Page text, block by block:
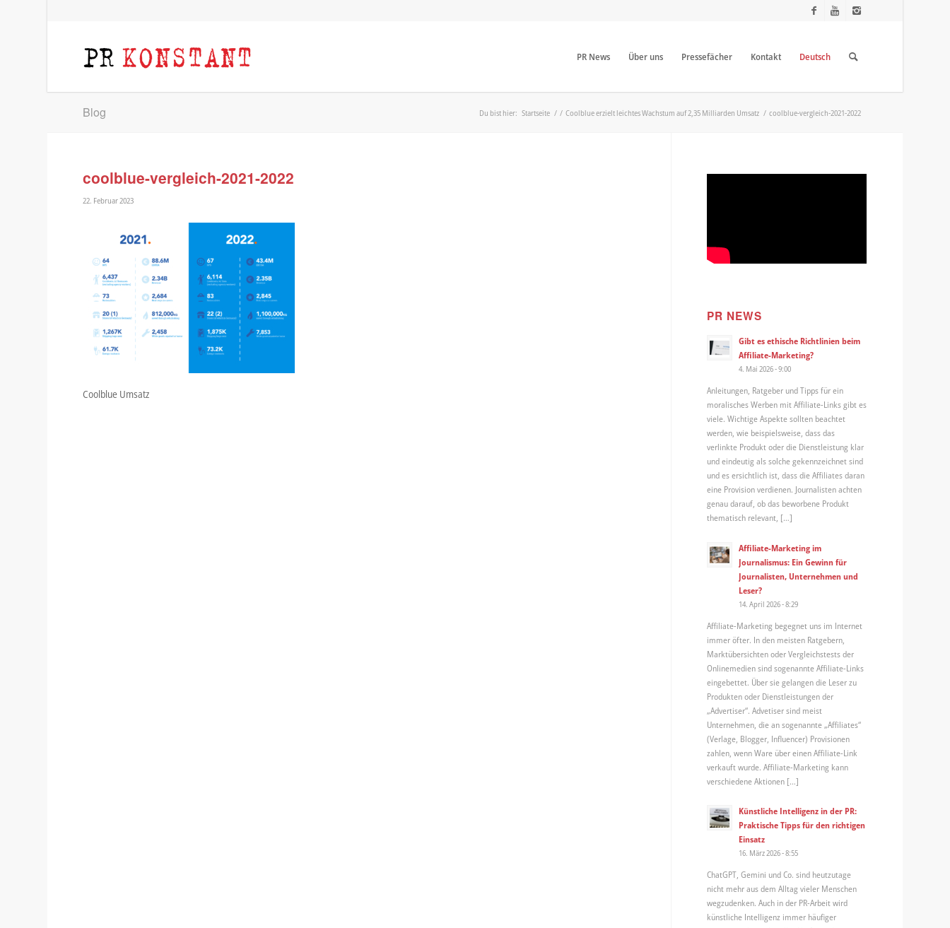
PR News Über uns Pressefächer Kontakt Deutsch
Blog Du bist hier: Startseite / / Coolblue erzielt leichtes Wachstum auf 2,35 Milliarden Umsatz / coolblue-vergleich-2021-2022
coolblue-vergleich-2021-2022
22. Februar 2023
Coolblue Umsatz
PR NEWS
Gibt es ethische Richtlinien beim
Affiliate-Marketing?
4. Mai 2026 - 9:00
Anleitungen, Ratgeber und Tipps für ein
moralisches Werben mit Affiliate-Links gibt es
viele. Wichtige Aspekte sollten beachtet
werden, wie beispielsweise, dass das
verlinkte Produkt oder die Dienstleistung klar
und eindeutig als solche gekennzeichnet sind
und es ersichtlich ist, dass die Affiliates daran
eine Provision verdienen. Journalisten achten
genau darauf, ob das beworbene Produkt
thematisch relevant, […]
Affiliate-Marketing im
Journalismus: Ein Gewinn für
Journalisten, Unternehmen und
Leser?
14. April 2026 - 8:29
Affiliate-Marketing begegnet uns im Internet
immer öfter. In den meisten Ratgebern,
Marktübersichten oder Vergleichstests der
Onlinemedien sind sogenannte Affiliate-Links
eingebettet. Über sie gelangen die Leser zu
Produkten oder Dienstleistungen der
„Advertiser“. Advetiser sind meist
Unternehmen, die an sogenannte „Affiliates“
(Verlage, Blogger, Influencer) Provisionen
zahlen, wenn Ware über einen Affiliate-Link
verkauft wurde. Affiliate-Marketing kann
verschiedene Aktionen […]
Künstliche Intelligenz in der PR:
Praktische Tipps für den richtigen
Einsatz
16. März 2026 - 8:55
ChatGPT, Gemini und Co. sind heutzutage
nicht mehr aus dem Alltag vieler Menschen
wegzudenken. Auch in der PR-Arbeit wird
künstliche Intelligenz immer häufiger